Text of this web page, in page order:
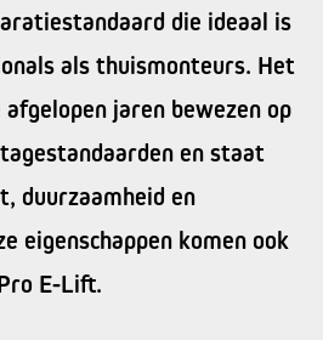
die ideaal is
als thuismonteurs. Het
jaren bewezen op
en staat
duurzaamheid en
eigenschappen komen ook
E-Lift.